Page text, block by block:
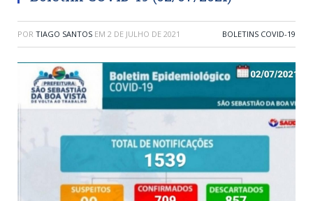
POR TIAGO SANTOS EM 2 DE JULHO DE 2021 BOLETINS COVID-19